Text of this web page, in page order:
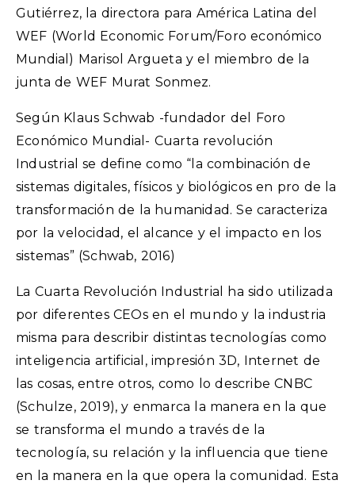
Gutiérrez, la directora para América Latina del
WEF (World Economic Forum/Foro económico
Mundial) Marisol Argueta y el miembro de la
junta de WEF Murat Sonmez.
Según Klaus Schwab -fundador del Foro
Económico Mundial- Cuarta revolución
Industrial se define como “la combinación de
sistemas digitales, físicos y biológicos en pro de la
transformación de la humanidad. Se caracteriza
por la velocidad, el alcance y el impacto en los
sistemas” (Schwab, 2016)
La Cuarta Revolución Industrial ha sido utilizada
por diferentes CEOs en el mundo y la industria
misma para describir distintas tecnologías como
inteligencia artificial, impresión 3D, Internet de
las cosas, entre otros, como lo describe CNBC
(Schulze, 2019), y enmarca la manera en la que
se transforma el mundo a través de la
tecnología, su relación y la influencia que tiene
en la manera en la que opera la comunidad. Esta